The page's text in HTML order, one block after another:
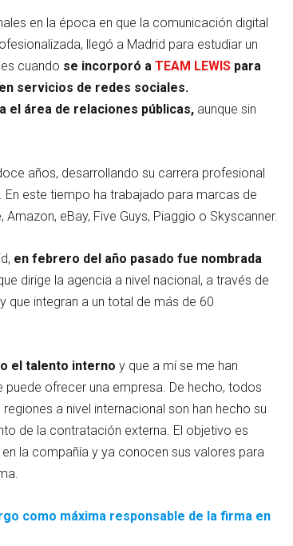
en la época en que la comunicación digital
llegó a Madrid para estudiar un
cuando se incorporó a TEAM LEWIS para
servicios de redes sociales.
el área de relaciones públicas, aunque sin
años, desarrollando su carrera profesional
este tiempo ha trabajado para marcas de
eBay, Five Guys, Piaggio o Skyscanner.
en febrero del año pasado fue nombrada
dirige la agencia a nivel nacional, a través de
que integran a un total de más de 60
el talento interno y que a mí se me han
ofrecer una empresa. De hecho, todos
a nivel internacional son han hecho su
de la contratación externa. El objetivo es
la compañía y ya conocen sus valores para
como máxima responsable de la firma en